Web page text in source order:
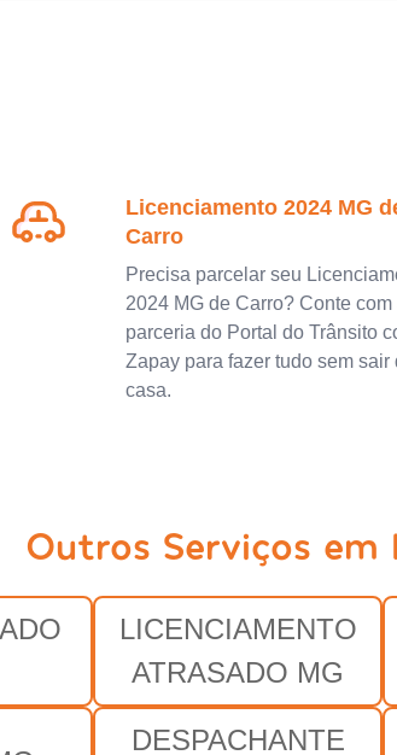
Licenciamento 2024 MG
Carro
Precisa parcelar seu
2024 MG de Carro? Conte com
parceria do Portal do Trânsito
Zapay para fazer tudo sem sair
casa.
Outros Serviços em
LICENCIAMENTO
ATRASADO MG
DESPACHANTE